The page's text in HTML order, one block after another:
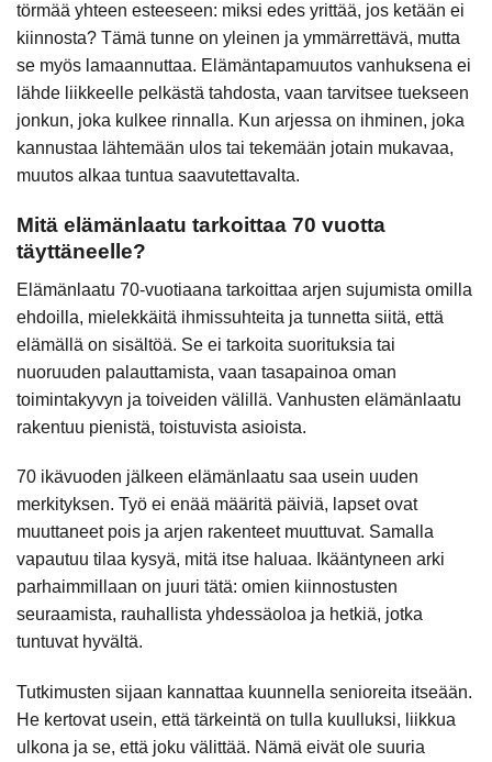
törmää yhteen esteeseen: miksi edes yrittää, jos ketään ei
kiinnosta? Tämä tunne on yleinen ja ymmärrettävä, mutta
se myös lamaannuttaa. Elämäntapamuutos vanhuksena ei
lähde liikkeelle pelkästä tahdosta, vaan tarvitsee tuekseen
jonkun, joka kulkee rinnalla. Kun arjessa on ihminen, joka
kannustaa lähtemään ulos tai tekemään jotain mukavaa,
muutos alkaa tuntua saavutettavalta.
Mitä elämänlaatu tarkoittaa 70 vuotta
täyttäneelle?
Elämänlaatu 70-vuotiaana tarkoittaa arjen sujumista omilla
ehdoilla, mielekkäitä ihmissuhteita ja tunnetta siitä, että
elämällä on sisältöä. Se ei tarkoita suorituksia tai
nuoruuden palauttamista, vaan tasapainoa oman
toimintakyvyn ja toiveiden välillä. Vanhusten elämänlaatu
rakentuu pienistä, toistuvista asioista.
70 ikävuoden jälkeen elämänlaatu saa usein uuden
merkityksen. Työ ei enää määritä päiviä, lapset ovat
muuttaneet pois ja arjen rakenteet muuttuvat. Samalla
vapautuu tilaa kysyä, mitä itse haluaa. Ikääntyneen arki
parhaimmillaan on juuri tätä: omien kiinnostusten
seuraamista, rauhallista yhdessäoloa ja hetkiä, jotka
tuntuvat hyvältä.
Tutkimusten sijaan kannattaa kuunnella senioreita itseään.
He kertovat usein, että tärkeintä on tulla kuulluksi, liikkua
ulkona ja se, että joku välittää. Nämä eivät ole suuria